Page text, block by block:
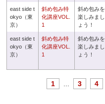
east side t
okyo（東
京）
斜め包み特
化講座VOL.
1
斜め包みを
楽しみまし
ょう！
east side t
okyo（東
京）
斜め包み特
化講座VOL.
1
斜め包みを
楽しみまし
ょう！
1 3 4